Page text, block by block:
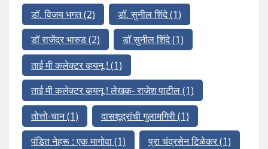
डॉ. विजय भगत(2) डॉ. सुनील शिंदे(1)
डॉ राजेंद्र भारुड(2) डॉ सुनील शिंदे(1)
ताई मी कलेक्टर व्हयनू ! (1)
ताई मी कलेक्टर व्हयनू ! लेखक- राजेश पाटील(1)
तोत्तो-चान(1) दासशूद्रांची गुलामगिरी(1)
पंडित नेहरू : एक मागोवा(1) प्रा चंद्रसेन टिळेकर(1)